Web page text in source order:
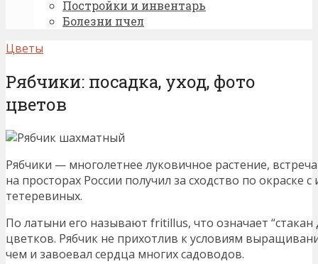
Постройки и инвентарь
Болезни пчел
Цветы
Рябчики: посадка, уход, фото
цветов
Рябчики — многолетнее луковичное растение,
на просторах России получил за сходство по окраске
тетеревиных.
По латыни его называют fritillus, что означает
цветков. Рябчик не прихотлив к условиям
чем и завоевал сердца многих садоводов.